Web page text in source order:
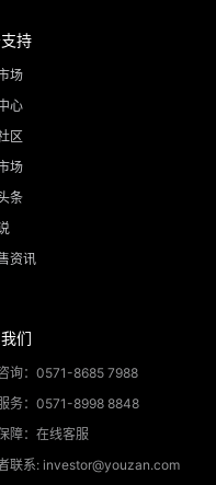
持
场
心
区
场
条
资讯
们
询：0571-8685 7988
务：0571-8998 8848
障：在线客服
联系: investor@youzan.com